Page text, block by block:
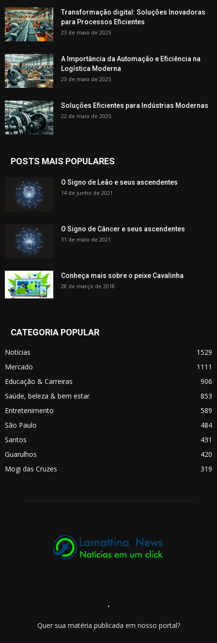
Transformação digital: Soluções Inovadoras
para Processos Eficientes
23 de maio de 2025
A Importância da Automação e Eficiência na
Logística Moderna
23 de maio de 2025
Soluções Eficientes para Indústrias Modernas
22 de maio de 2025
POSTS MAIS POPULARES
O Signo de Leão e seus ascendentes
14 de junho de 2021
O Signo de Câncer e seus ascendentes
31 de maio de 2021
Conheça mais sobre o peixe Cavalinha
28 de março de 2018
CATEGORIA POPULAR
Notícias
1529
Mercado
1111
Educação & Carreiras
906
Saúde, beleza & bem estar
853
Entretenimento
589
São Paulo
484
Santos
431
Guarulhos
420
Mogi das Cruzes
319
.
Quer sua matéria publicada em nosso portal?